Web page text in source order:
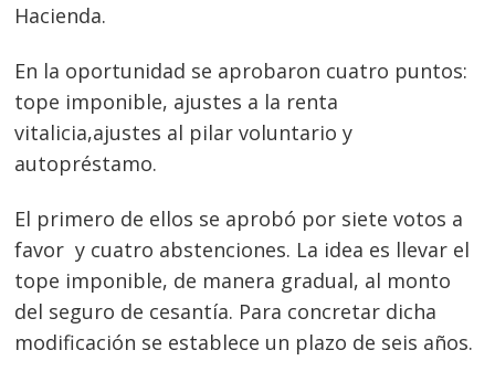
Hacienda.
En la oportunidad se aprobaron cuatro puntos:
tope imponible, ajustes a la renta
vitalicia,ajustes al pilar voluntario y
autopréstamo.
El primero de ellos se aprobó por siete votos a
favor y cuatro abstenciones. La idea es llevar el
tope imponible, de manera gradual, al monto
del seguro de cesantía. Para concretar dicha
modificación se establece un plazo de seis años.